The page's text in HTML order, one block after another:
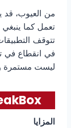
من العيوب، قد
تعمل كما
تتوقف
في انقطاع في
ليست مستمرة
المزايا